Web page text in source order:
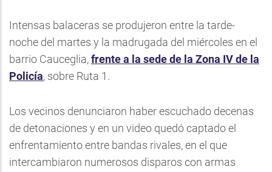
Intensas balaceras se produjeron entre la tarde-
noche del martes y la madrugada del miércoles en el
barrio Cauceglia,frente a la sede de la Zona IV de la
Policía, sobre Ruta 1.
Los vecinos denunciaron haber escuchado decenas
de detonaciones y en un video quedó captado el
enfrentamiento entre bandas rivales, en el que
intercambiaron numerosos disparos con armas